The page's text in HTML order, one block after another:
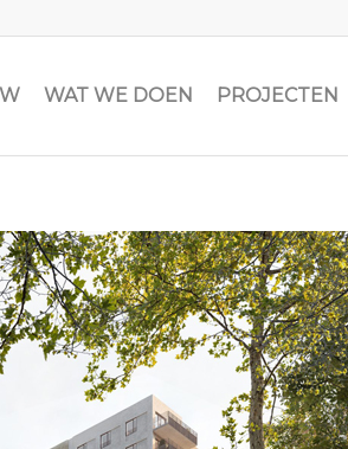
WAT WE DOEN PROJECTEN